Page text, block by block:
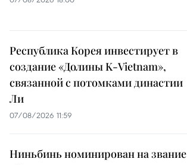
Республика Корея инвестирует в
создание «Долины K-Vietnam»,
связанной с потомками династии
Ли
07/08/2026 11:59
Ниньбинь номинирован на звание